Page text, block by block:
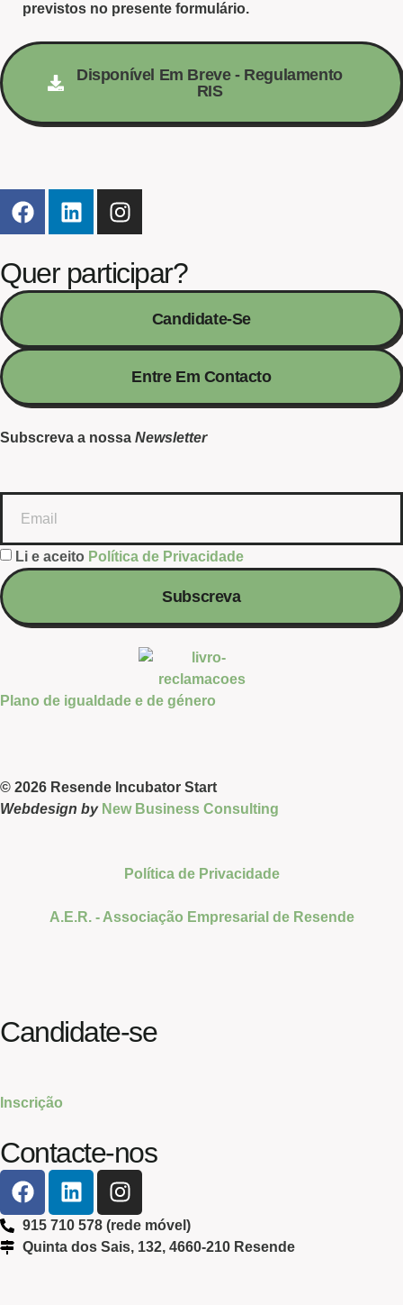
previstos no presente formulário.
Disponível Em Breve - Regulamento
RIS
Quer participar?
Candidate-Se
Entre Em Contacto
Subscreva a nossa Newsletter
Li e aceito Política de Privacidade
Subscreva
Plano de igualdade e de género
© 2026 Resende Incubator Start
Webdesign by New Business Consulting
Política de Privacidade
A.E.R. - Associação Empresarial de Resende
Candidate-se
Inscrição
Contacte-nos
915 710 578 (rede móvel)
Quinta dos Sais, 132, 4660-210 Resende